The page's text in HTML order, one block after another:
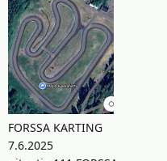
t
j
u
n
a
l
o
i
t
FORSSA KARTING
7.6.2025